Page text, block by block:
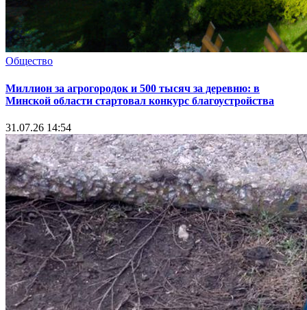
Общество
Миллион за агрогородок и 500 тысяч за деревню: в
Минской области стартовал конкурс благоустройства
31.07.26 14:54